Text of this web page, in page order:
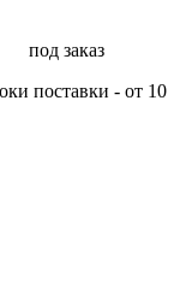
под заказ
поставки - от 10